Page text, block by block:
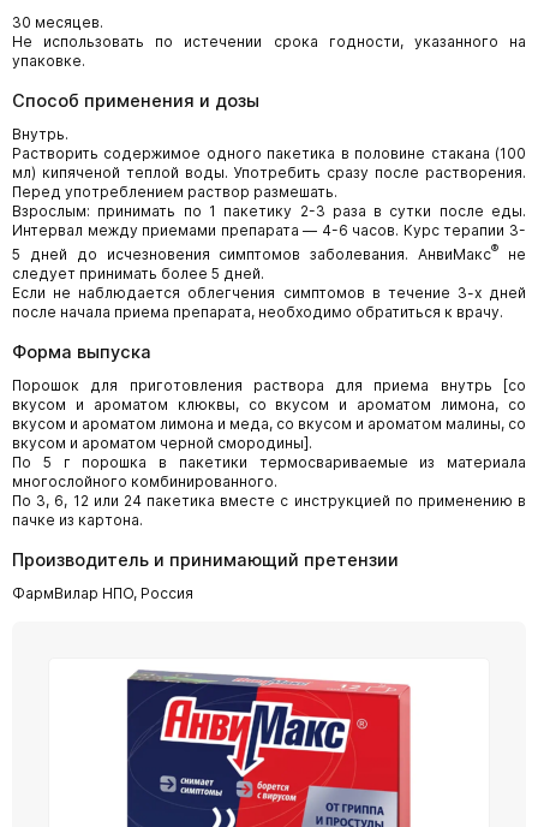
30 месяцев.
Не использовать по истечении срока годности, указанного на
упаковке.
Способ применения и дозы
Внутрь.
Растворить содержимое одного пакетика в половине стакана (100
мл) кипяченой теплой воды. Употребить сразу после растворения.
Перед употреблением раствор размешать.
Взрослым: принимать по 1 пакетику 2-3 раза в сутки после еды.
Интервал между приемами препарата — 4-6 часов. Курс терапии 3-
5 дней до исчезновения симптомов заболевания. АнвиМакс® не
следует принимать более 5 дней.
Если не наблюдается облегчения симптомов в течение 3-х дней
после начала приема препарата, необходимо обратиться к врачу.
Форма выпуска
Порошок для приготовления раствора для приема внутрь [со
вкусом и ароматом клюквы, со вкусом и ароматом лимона, со
вкусом и ароматом лимона и меда, со вкусом и ароматом малины, со
вкусом и ароматом черной смородины].
По 5 г порошка в пакетики термосвариваемые из материала
многослойного комбинированного.
По 3, 6, 12 или 24 пакетика вместе с инструкцией по применению в
пачке из картона.
Производитель и принимающий претензии
ФармВилар НПО, Россия